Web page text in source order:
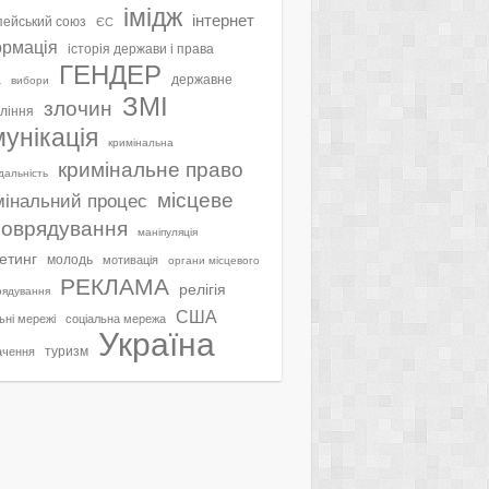
союз ЄС імідж інтернет
історія держави і права
вибори ГЕНДЕР державне
злочин ЗМІ
кримінальна
кримінальне право
процес місцеве
маніпуляція
молодь мотивація органи місцевого
РЕКЛАМА релігія
мережі соціальна мережа США
туризм Україна